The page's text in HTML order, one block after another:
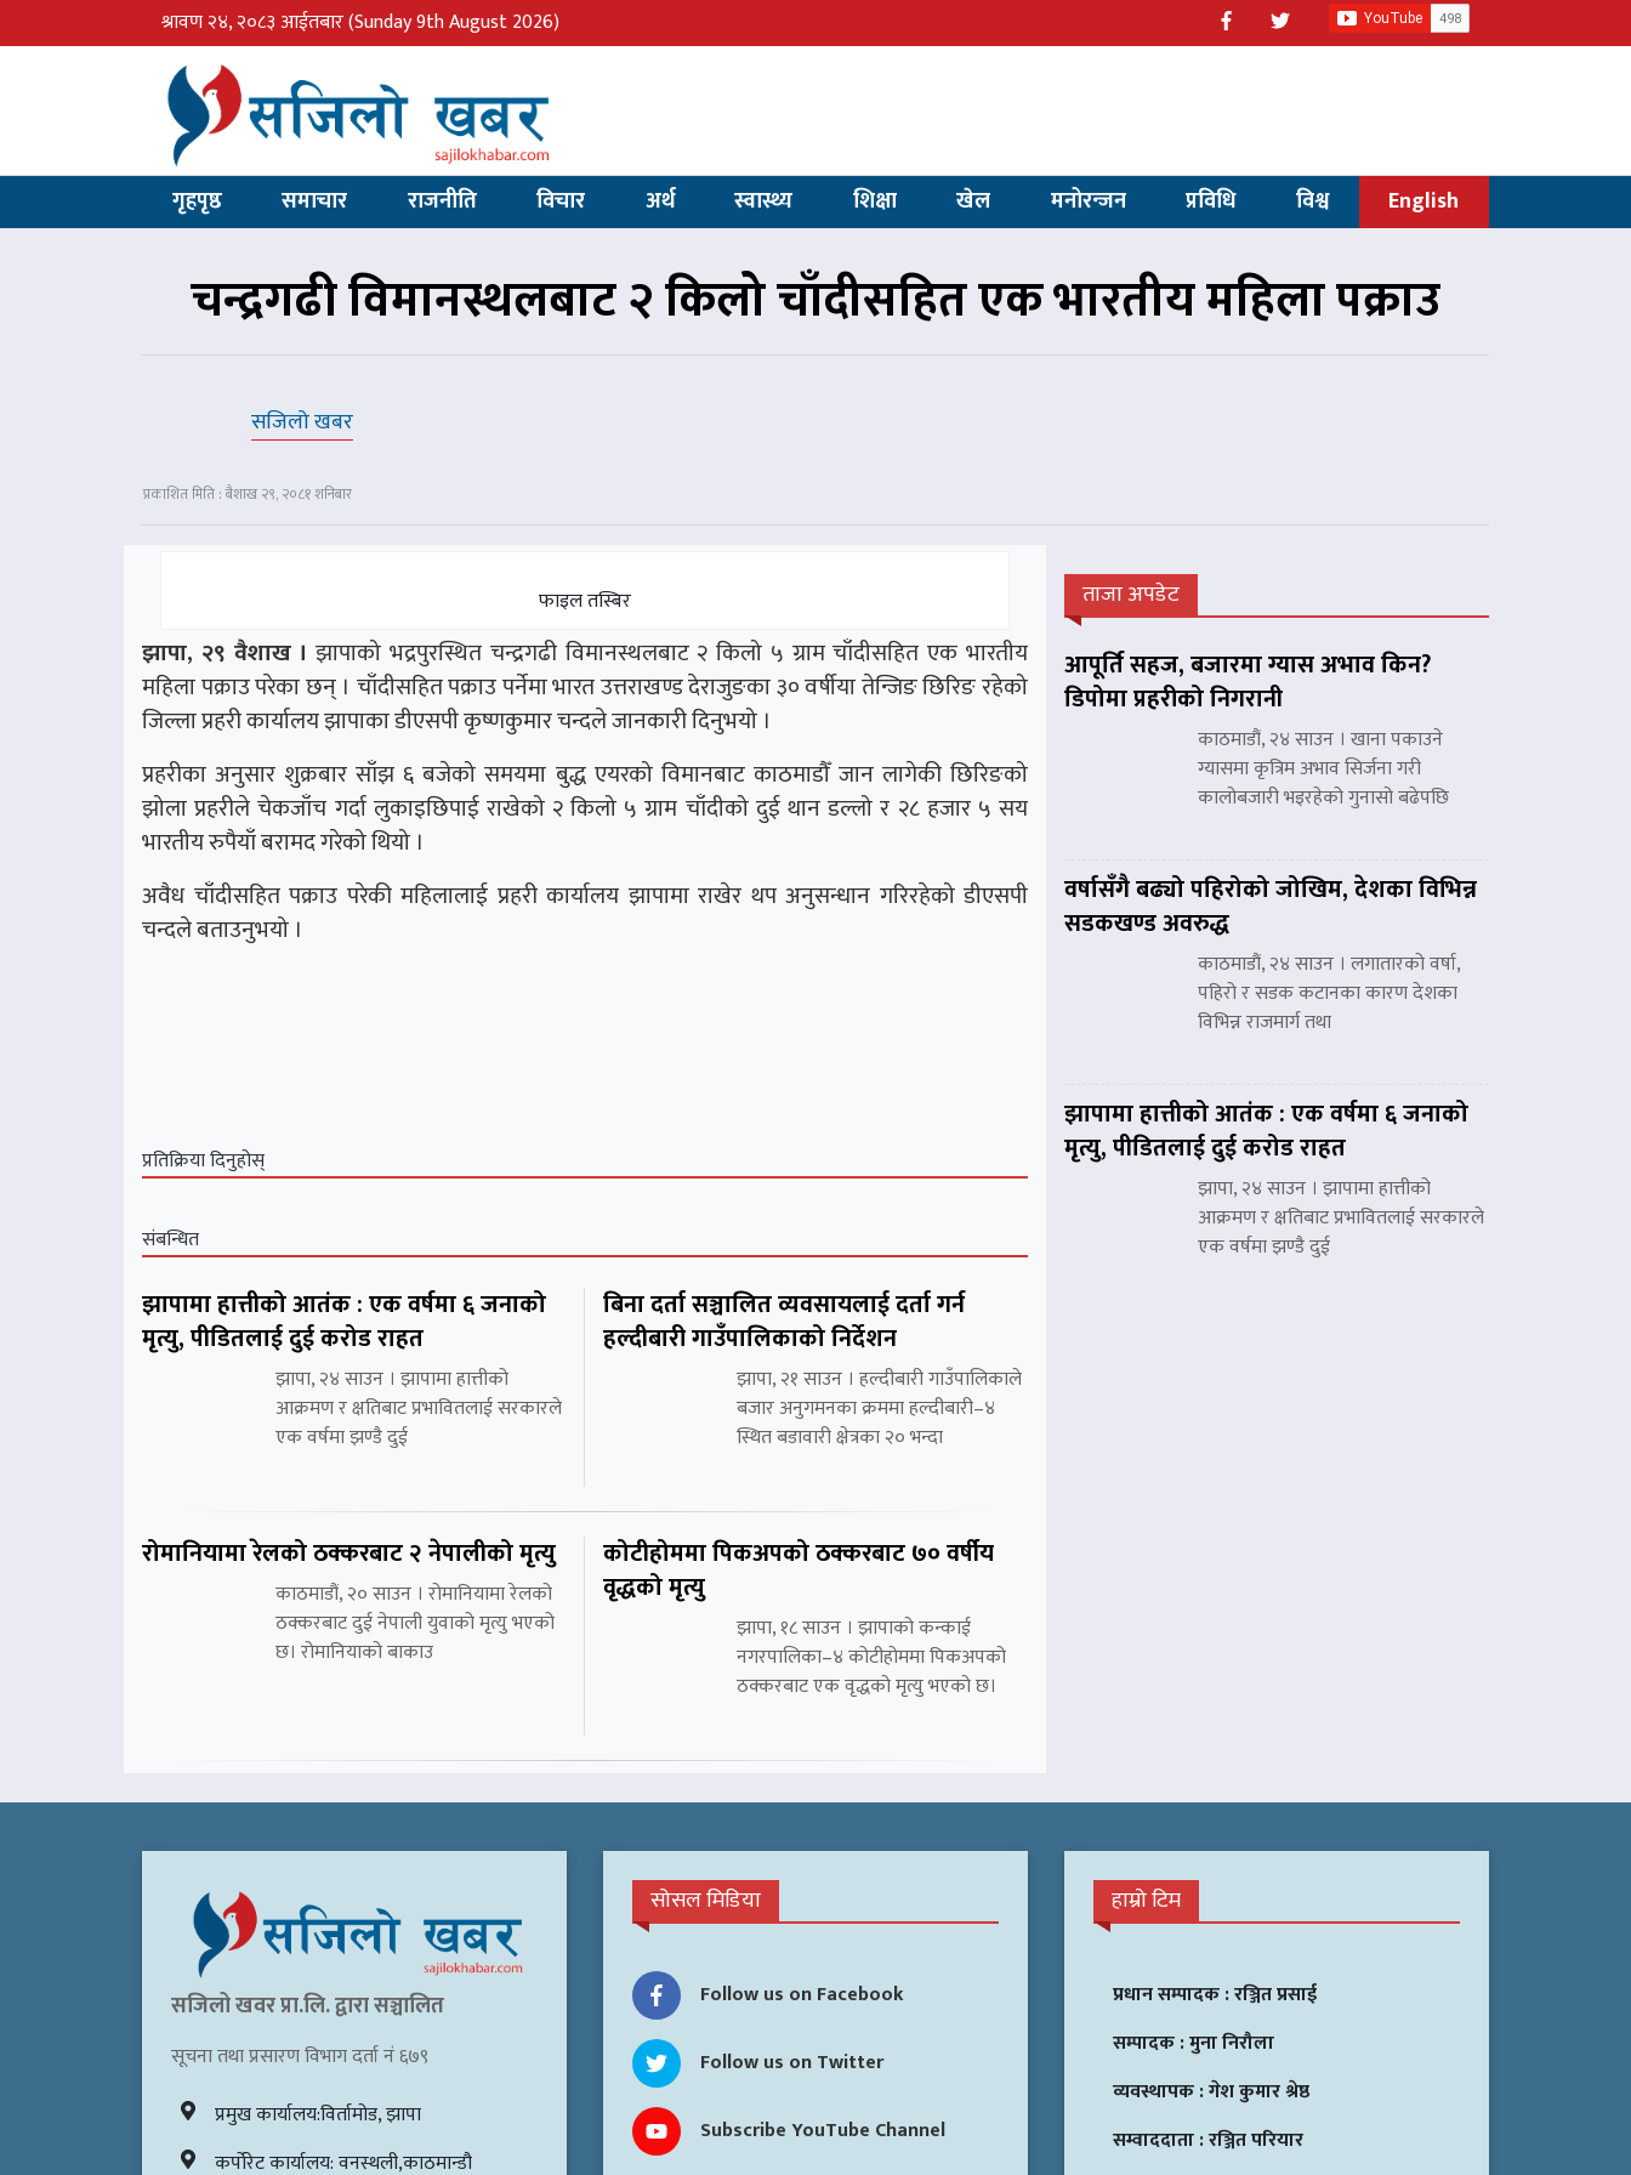
श्रावण २४, २०८३ आईतबार(Sunday 9th August 2026)
गृहपृष्ठ समाचार राजनीति विचार अर्थ स्वास्थ्य शिक्षा खेल मनोरन्जन प्रविधि विश्व English
चन्द्रगढी विमानस्थलबाट २ किलो चाँदीसहित एक भारतीय महिला पक्राउ
सजिलो खबर
प्रकाशित मिति : बैशाख २९, २०८१ शनिबार
फाइल तस्बिर
झापा, २९ वैशाख । झापाको भद्रपुरस्थित चन्द्रगढी विमानस्थलबाट २ किलो ५ ग्राम चाँदीसहित एक भारतीय
महिला पक्राउ परेका छन् । चाँदीसहित पक्राउ पर्नेमा भारत उत्तराखण्ड देराजुङका ३० वर्षीया तेन्जिङ छिरिङ रहेको
जिल्ला प्रहरी कार्यालय झापाका डीएसपी कृष्णकुमार चन्दले जानकारी दिनुभयो ।
प्रहरीका अनुसार शुक्रबार साँझ ६ बजेको समयमा बुद्ध एयरको विमानबाट काठमाडौँ जान लागेकी छिरिङको
झोला प्रहरीले चेकजाँच गर्दा लुकाइछिपाई राखेको २ किलो ५ ग्राम चाँदीको दुई थान डल्लो र २८ हजार ५ सय
भारतीय रुपैयाँ बरामद गरेको थियो ।
अवैध चाँदीसहित पक्राउ परेकी महिलालाई प्रहरी कार्यालय झापामा राखेर थप अनुसन्धान गरिरहेको डीएसपी
चन्दले बताउनुभयो ।
प्रतिक्रिया दिनुहोस्
संबन्धित
झापामा हात्तीको आतंक : एक वर्षमा ६ जनाको
मृत्यु, पीडितलाई दुई करोड राहत
झापा, २४ साउन । झापामा हात्तीको
आक्रमण र क्षतिबाट प्रभावितलाई सरकारले
एक वर्षमा झण्डै दुई
बिना दर्ता सञ्चालित व्यवसायलाई दर्ता गर्न
हल्दीबारी गाउँपालिकाको निर्देशन
झापा, २१ साउन । हल्दीबारी गाउँपालिकाले
बजार अनुगमनका क्रममा हल्दीबारी–४
स्थित बडावारी क्षेत्रका २० भन्दा
रोमानियामा रेलको ठक्करबाट २ नेपालीको मृत्यु
काठमाडौं, २० साउन । रोमानियामा रेलको
ठक्करबाट दुई नेपाली युवाको मृत्यु भएको
छ। रोमानियाको बाकाउ
कोटीहोममा पिकअपको ठक्करबाट ७० वर्षीय
वृद्धको मृत्यु
झापा, १८ साउन । झापाको कन्काई
नगरपालिका–४ कोटीहोममा पिकअपको
ठक्करबाट एक वृद्धको मृत्यु भएको छ।
ताजा अपडेट
आपूर्ति सहज, बजारमा ग्यास अभाव किन?
डिपोमा प्रहरीको निगरानी
काठमाडौं, २४ साउन । खाना पकाउने
ग्यासमा कृत्रिम अभाव सिर्जना गरी
कालोबजारी भइरहेको गुनासो बढेपछि
वर्षासँगै बढ्यो पहिरोको जोखिम, देशका विभिन्न
सडकखण्ड अवरुद्ध
काठमाडौं, २४ साउन । लगातारको वर्षा,
पहिरो र सडक कटानका कारण देशका
विभिन्न राजमार्ग तथा
झापामा हात्तीको आतंक : एक वर्षमा ६ जनाको
मृत्यु, पीडितलाई दुई करोड राहत
झापा, २४ साउन । झापामा हात्तीको
आक्रमण र क्षतिबाट प्रभावितलाई सरकारले
एक वर्षमा झण्डै दुई
सजिलो खवर प्रा.लि. द्वारा सञ्चालित
सूचना तथा प्रसारण विभाग दर्ता नं ६७९
प्रमुख कार्यालय:विर्तामोड, झापा
कर्पोरेट कार्यालय: वनस्थली,काठमान्डौ
सोसल मिडिया
Follow us on Facebook
Follow us on Twitter
Subscribe YouTube Channel
हाम्रो टिम
प्रधान सम्पादक :रञ्जित प्रसाई
सम्पादक :मुना निरौला
व्यवस्थापक :गेश कुमार श्रेष्ठ
सम्वाददाता :रञ्जित परियार